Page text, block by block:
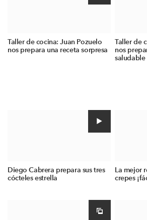
Taller de cocina: Juan Pozuelo
nos prepara una receta sorpresa
Taller de
nos
saludable
Diego Cabrera prepara sus tres
cócteles estrella
La mejor
crepes